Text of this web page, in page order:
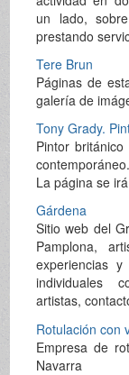
un lado,
prestando
Tere Brun
Páginas de
galería de
Tony Grady.
Pintor
La página se
Gárdena
Sitio web del
Pamplona,
experiencias
individuales
artistas,
Rotulación con
Empresa de
Navarra